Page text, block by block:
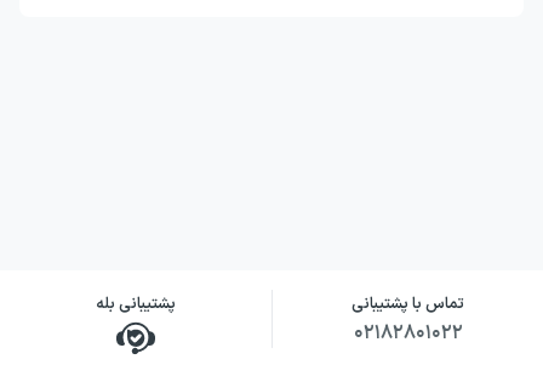
راه‌هایی برای پیشگیری یا تغییر آن است.
لیندا ایمز نیکولوسی نیز در نگارش کتاب همراه
تماس با پشتیبانی
۰۲۱۸۲۸۰۱۰۲۲
پشتیبانی بله